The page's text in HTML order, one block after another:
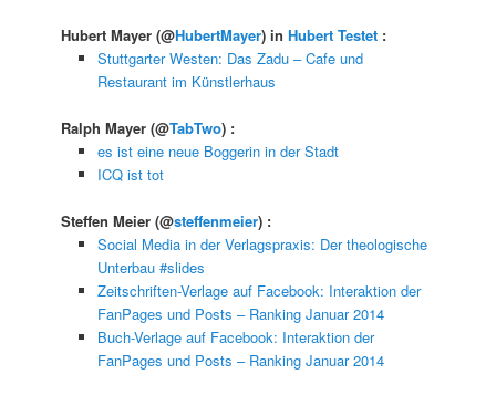
Hubert Mayer(@HubertMayer) inHubert Testet :
Stuttgarter Westen: Das Zadu – Cafe und
Restaurant im Künstlerhaus
Ralph Mayer(@TabTwo) :
es ist eine neue Boggerin in der Stadt
ICQ ist tot
Steffen Meier(@steffenmeier) :
Social Media in der Verlagspraxis: Der theologische
Unterbau #slides
Zeitschriften-Verlage auf Facebook: Interaktion der
FanPages und Posts – Ranking Januar 2014
Buch-Verlage auf Facebook: Interaktion der
FanPages und Posts – Ranking Januar 2014